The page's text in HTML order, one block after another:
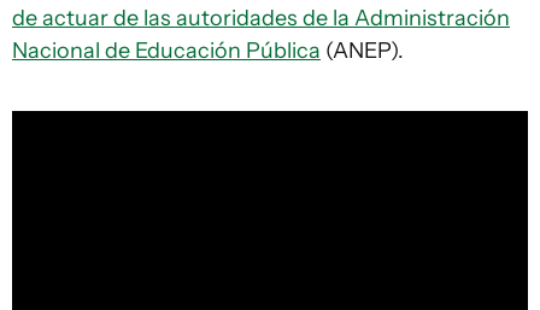
de actuar de las autoridades de la Administración
Nacional de Educación Pública (ANEP).